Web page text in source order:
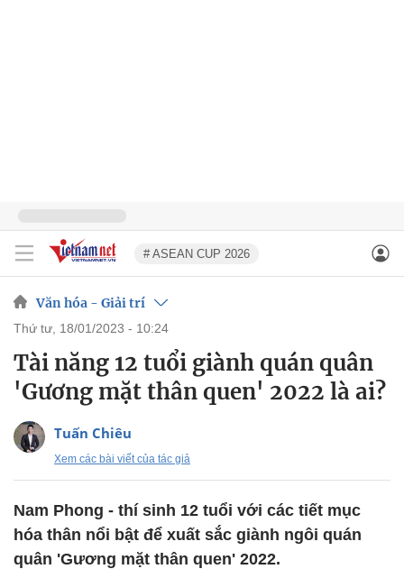
# ASEAN CUP 2026
Văn hóa - Giải trí
thứ tư, 18/01/2023 - 10:24
Tài năng 12 tuổi giành quán quân
'Gương mặt thân quen' 2022 là ai?
Tuấn Chiêu
Xem các bài viết của tác giả
Nam Phong - thí sinh 12 tuổi với các tiết mục
hóa thân nổi bật để xuất sắc giành ngôi quán
quân 'Gương mặt thân quen' 2022.